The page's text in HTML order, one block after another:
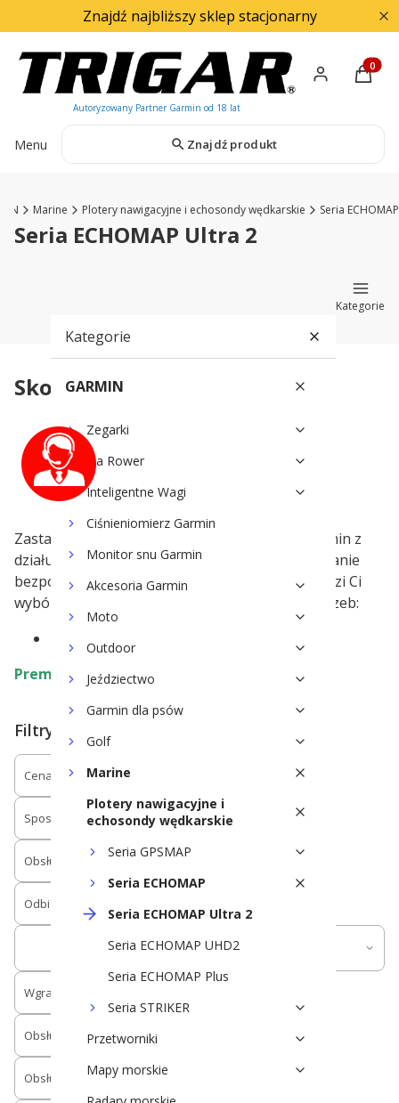
Znajdź najbliższy sklep stacjonarny
Menu Znajdź produkt
Marine Plotery nawigacyjne i echosondy wędkarskie Seria ECHOMAP
Seria ECHOMAP Ultra 2
Kategorie
Kategorie
GARMIN
Zegarki
Na Rower
Inteligentne Wagi
Ciśnieniomierz Garmin
Monitor snu Garmin
Akcesoria Garmin
Moto
Outdoor
Jeździectwo
Garmin dla psów
Golf
Marine
Plotery nawigacyjne i
echosondy wędkarskie
Seria GPSMAP
Seria ECHOMAP
Seria ECHOMAP Ultra 2
Seria ECHOMAP UHD2
Seria ECHOMAP Plus
Seria STRIKER
Przetworniki
Mapy morskie
Skorzystaj z pomocy eksperta
Zastanawiasz się nad zakupem urządzenia Garmin z
działu Marine i potrzebujesz pomocy? Zadaj pytanie
bezpośrednio naszemu ekspertowi, który doradzi Ci
wybór najlepszego rozwiązania dla Twoich potrzeb:
marine@trigar.pl
Premiera serii:Październik 2023 roku
Filtry
Cena Przekątna wyświetlacza
Sposób obsługi
Obsługa czytnika kart pamięci na USB
Odbiornik GPS
Umożliwia obsługę wielopasmowych i
Wgrana mapa bazowa świata
Obsługa map morskich Bluechart G3
Obsługa map morskich Garmin Navionics+